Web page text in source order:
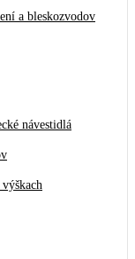
a bleskozvodov
návestidlá